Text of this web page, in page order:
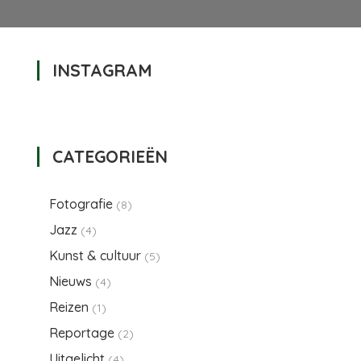
INSTAGRAM
CATEGORIEËN
Fotografie (8)
Jazz (4)
Kunst & cultuur (5)
Nieuws (4)
Reizen (1)
Reportage (2)